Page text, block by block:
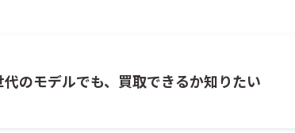
代のモデルでも、買取できるか知りたい